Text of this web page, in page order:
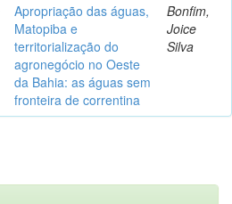
Apropriação das águas,
Matopiba e
territorialização do
agronegócio no Oeste
da Bahia: as águas sem
fronteira de correntina
Bonfim,
Joice
Silva